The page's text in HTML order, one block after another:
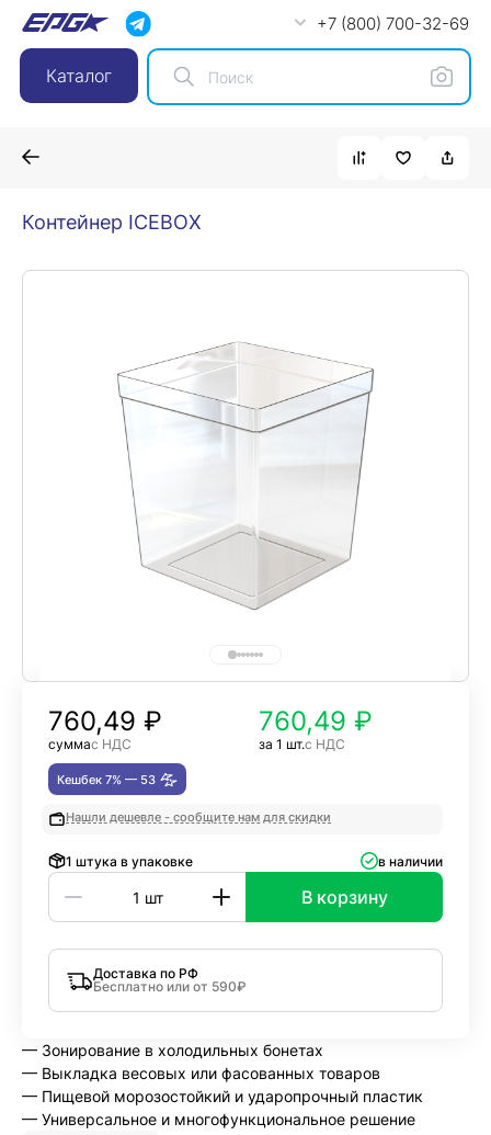
+7 (800) 700-32-69
Каталог
Контейнер ICEBOX
760,49 ₽
суммас НДС
760,49 ₽
за 1 шт.с НДС
Кешбек 7% — 53
Нашли дешевле - сообщите нам для скидки
1 штука в упаковке в наличии
В корзину
Доставка по РФ
Бесплатно или от 590₽
— Зонирование в холодильных бонетах
— Выкладка весовых или фасованных товаров
— Пищевой морозостойкий и ударопрочный пластик
— Универсальное и многофункциональное решение